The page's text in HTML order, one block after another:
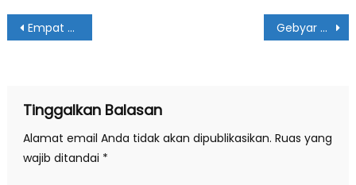
Navigasi
Empat Guru SMA Muhammadiyah 1 Ponorogo Ikuti Teacher Development Program di GresiK Gebyar Fortasi dan Resepsi Milad IPM ke-64
Tinggalkan Balasan
Alamat email Anda tidak akan dipublikasikan. Ruas yang
wajib ditandai *